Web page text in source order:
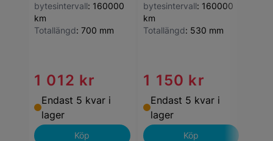
bytesintervall: 160000
km
Totallängd: 700 mm
1 012 kr
Endast 5 kvar i
lager
Köp
bytesintervall: 160000
km
Totallängd: 530 mm
1 150 kr
Endast 5 kvar i
lager
Köp